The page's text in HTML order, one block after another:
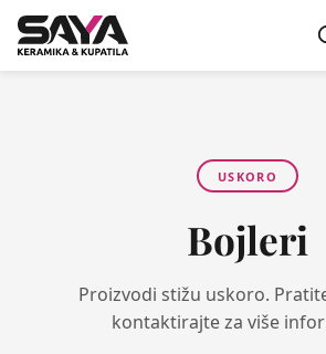
USKORO
Bojleri
Proizvodi stižu uskoro.
kontaktirajte za više